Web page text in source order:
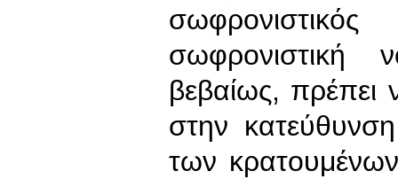
σωφρονιστική
βεβαίως, πρέπει
στην
των